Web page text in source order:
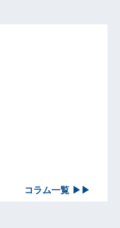
コラム一覧 ▶▶